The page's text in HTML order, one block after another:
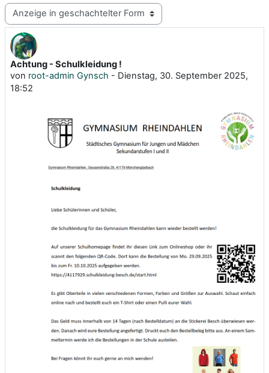
Anzeigemodus
Achtung - Schulkleidung !
von root-admin Gynsch - Dienstag, 30. September 2025,
18:52
Anzahl Antworten: 0